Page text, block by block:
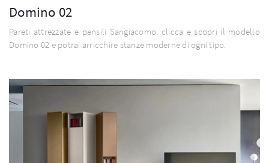
Domino 02
Pareti attrezzate e pensili Sangiacomo: clicca e scopri il modello
Domino 02 e potrai arricchire stanze moderne di ogni tipo.